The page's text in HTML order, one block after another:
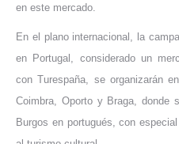
en este mercado.
En el plano internacional, la
en Portugal, considerado un
con Turespaña, se organizarán
Coimbra, Oporto y Braga, donde
Burgos en portugués, con